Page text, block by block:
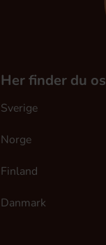
Her finder du os
Sverige
Norge
Finland
Danmark